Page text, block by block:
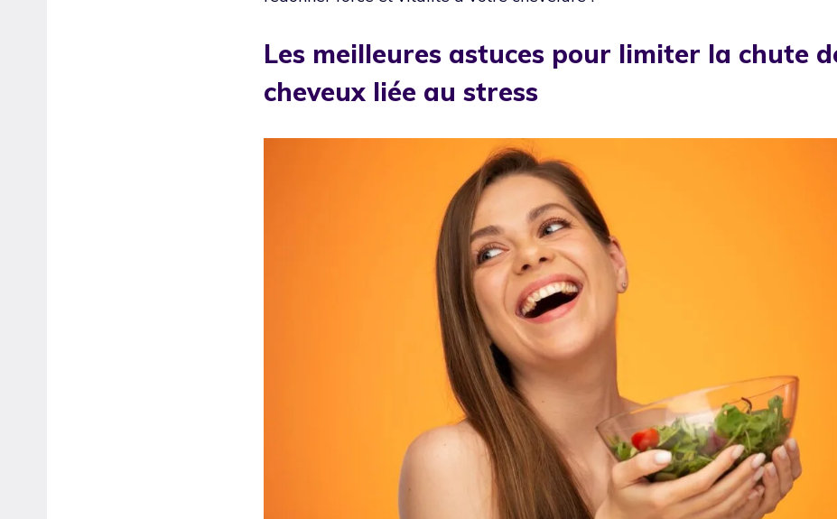
Les meilleures astuces pour limiter la chute
cheveux liée au stress